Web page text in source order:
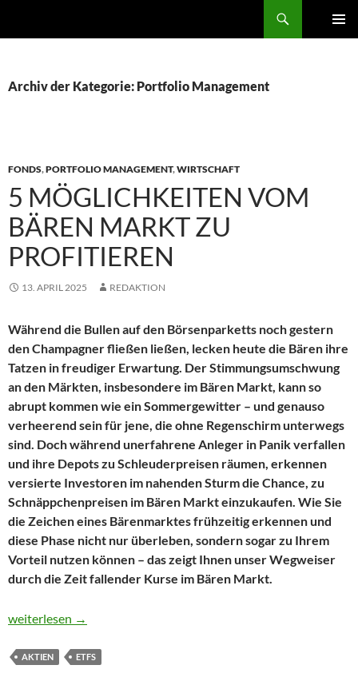
Archiv der Kategorie: Portfolio Management
FONDS,PORTFOLIO MANAGEMENT,WIRTSCHAFT
5 MÖGLICHKEITEN VOM
BÄREN MARKT ZU
PROFITIEREN
13. APRIL 2025 REDAKTION
Während die Bullen auf den Börsenparketts noch gestern
den Champagner fließen ließen, lecken heute die Bären ihre
Tatzen in freudiger Erwartung. Der Stimmungsumschwung
an den Märkten, insbesondere im Bären Markt, kann so
abrupt kommen wie ein Sommergewitter – und genauso
verheerend sein für jene, die ohne Regenschirm unterwegs
sind. Doch während unerfahrene Anleger in Panik verfallen
und ihre Depots zu Schleuderpreisen räumen, erkennen
versierte Investoren im nahenden Sturm die Chance, zu
Schnäppchenpreisen im Bären Markt einzukaufen. Wie Sie
die Zeichen eines Bärenmarktes frühzeitig erkennen und
diese Phase nicht nur überleben, sondern sogar zu Ihrem
Vorteil nutzen können – das zeigt Ihnen unser Wegweiser
durch die Zeit fallender Kurse im Bären Markt.
5 Möglichkeiten vom Bären Markt zu profitieren
weiterlesen →
AKTIEN ETFS